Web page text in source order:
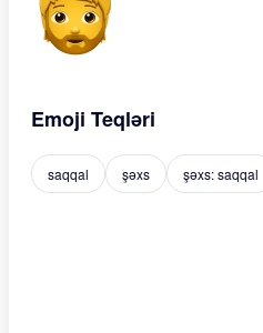
Emoji Teqləri
saqqal şəxs şəxs: saqqal